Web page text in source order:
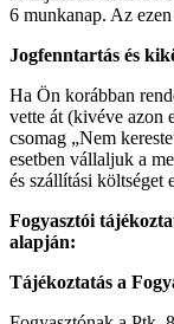
6 munkanap. Az
Jogfenntartás és
Ha Ön korábban
vette át (kivéve azon
csomag „Nem
esetben vállaljuk a
és szállítási költséget
Fogyasztói
alapján:
Tájékoztatás a